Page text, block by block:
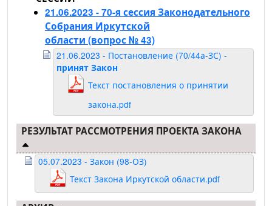
21.06.2023 - 70-я сессия Законодательного
Собрания Иркутской
области (вопрос № 43)
21.06.2023 - Постановление (70/44а-ЗС) -
принят Закон
Текст постановления о принятии
закона.pdf
РЕЗУЛЬТАТ РАССМОТРЕНИЯ ПРОЕКТА ЗАКОНА
05.07.2023 - Закон (98-ОЗ)
Текст Закона Иркутской области.pdf